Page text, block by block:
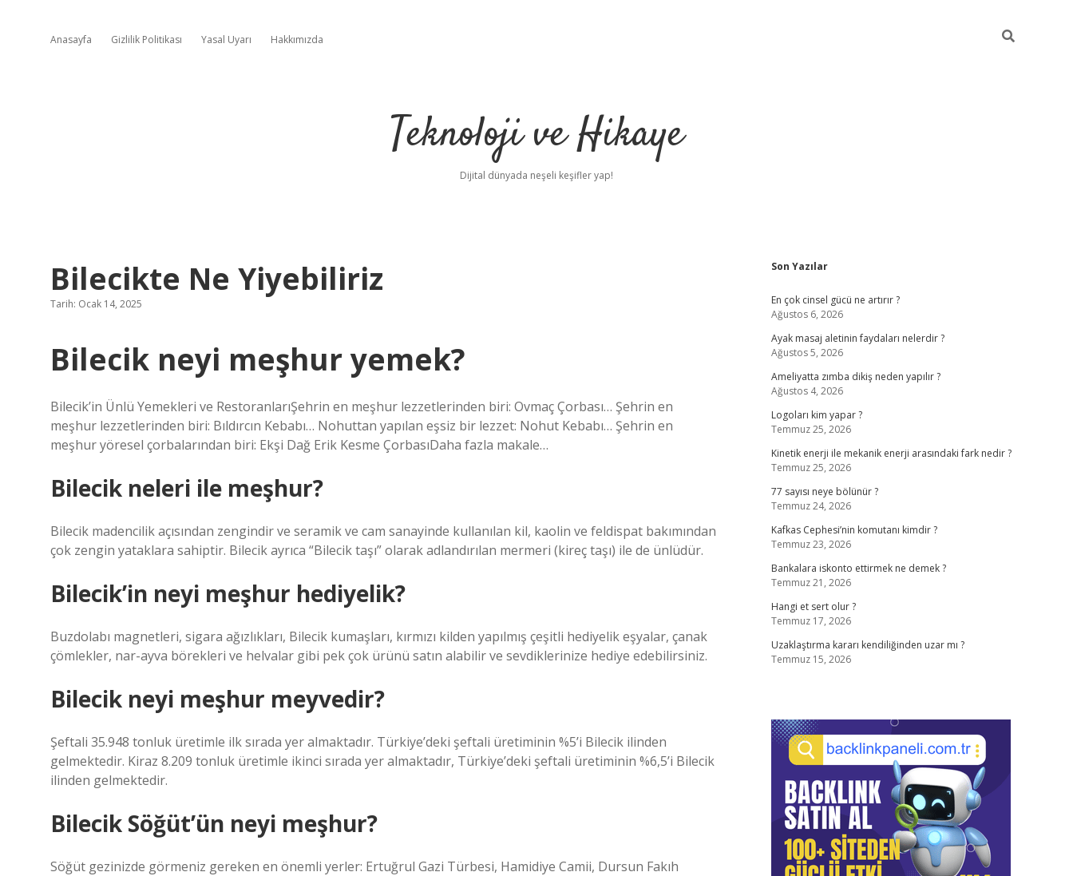
Anasayfa Gizlilik Politikası Yasal Uyarı Hakkımızda
Teknoloji ve Hikaye
Dijital dünyada neşeli keşifler yap!
Bilecikte Ne Yiyebiliriz
Tarih: Ocak 14, 2025
Bilecik neyi meşhur yemek?
Bilecik’in Ünlü Yemekleri ve RestoranlarıŞehrin en meşhur lezzetlerinden biri: Ovmaç Çorbası… Şehrin en
meşhur lezzetlerinden biri: Bıldırcın Kebabı… Nohuttan yapılan eşsiz bir lezzet: Nohut Kebabı… Şehrin en
meşhur yöresel çorbalarından biri: Ekşi Dağ Erik Kesme ÇorbasıDaha fazla makale…
Bilecik neleri ile meşhur?
Bilecik madencilik açısından zengindir ve seramik ve cam sanayinde kullanılan kil, kaolin ve feldispat bakımından
çok zengin yataklara sahiptir. Bilecik ayrıca “Bilecik taşı” olarak adlandırılan mermeri (kireç taşı) ile de ünlüdür.
Bilecik’in neyi meşhur hediyelik?
Buzdolabı magnetleri, sigara ağızlıkları, Bilecik kumaşları, kırmızı kilden yapılmış çeşitli hediyelik eşyalar, çanak
çömlekler, nar-ayva börekleri ve helvalar gibi pek çok ürünü satın alabilir ve sevdiklerinize hediye edebilirsiniz.
Bilecik neyi meşhur meyvedir?
Şeftali 35.948 tonluk üretimle ilk sırada yer almaktadır. Türkiye’deki şeftali üretiminin %5’i Bilecik ilinden
gelmektedir. Kiraz 8.209 tonluk üretimle ikinci sırada yer almaktadır, Türkiye’deki şeftali üretiminin %6,5’i Bilecik
ilinden gelmektedir.
Bilecik Söğüt’ün neyi meşhur?
Söğüt gezinizde görmeniz gereken en önemli yerler: Ertuğrul Gazi Türbesi, Hamidiye Camii, Dursun Fakıh
Sidebar
Son Yazılar
En çok cinsel gücü ne artırır ?
Ağustos 6, 2026
Ayak masaj aletinin faydaları nelerdir ?
Ağustos 5, 2026
Ameliyatta zımba dikiş neden yapılır ?
Ağustos 4, 2026
Logoları kim yapar ?
Temmuz 25, 2026
Kinetik enerji ile mekanik enerji arasındaki fark nedir ?
Temmuz 25, 2026
77 sayısı neye bölünür ?
Temmuz 24, 2026
Kafkas Cephesi’nin komutanı kimdir ?
Temmuz 23, 2026
Bankalara iskonto ettirmek ne demek ?
Temmuz 21, 2026
Hangi et sert olur ?
Temmuz 17, 2026
Uzaklaştırma kararı kendiliğinden uzar mı ?
Temmuz 15, 2026